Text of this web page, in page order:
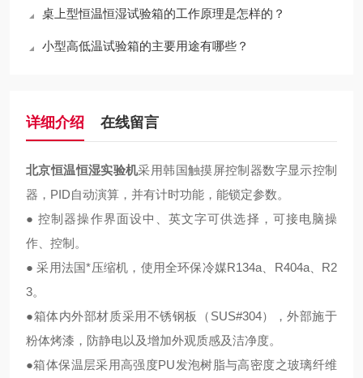
桌上型恒温恒湿试验箱的工作原理是怎样的？
小型高低温试验箱的主要用途有哪些？
详细介绍 在线留言
北京恒温恒湿实验机采用韩国触摸屏控制器数字显示控制
器， PID自动演算，并有计时功能，能锁定参数。
●控制器操作界面设中、英文字可供选择，可接电脑操
作、控制。
●采用法国*压缩机，使用全环保冷媒R134a R404a、 R2
3。
●箱体内外部材质采用不锈钢板 （SUS#304）
，外部施于
粉体烤漆，防静电以及增加外观质感及洁净度。
●箱体保温层采用高强度PU发泡树脂与高密度之玻璃纤维